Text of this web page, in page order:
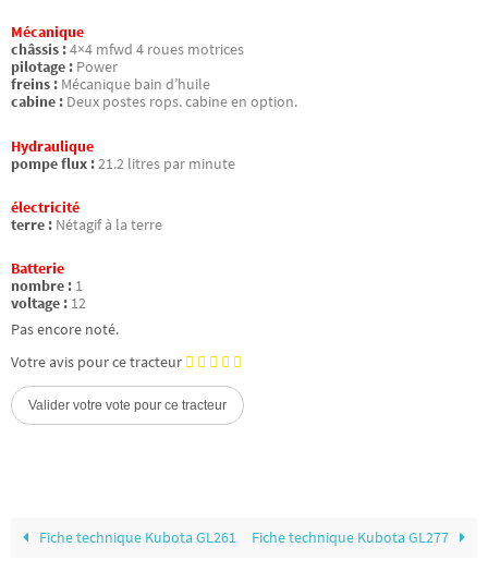
Mécanique
châssis :4×4 mfwd 4 roues motrices
pilotage : Power
freins : Mécanique bain d’huile
cabine : Deux postes rops. cabine en option.
Hydraulique
pompe flux :21.2 litres par minute
électricité
terre : Nétagif à la terre
Batterie
nombre : 1
voltage : 12
Pas encore noté.
Votre avis pour ce tracteur
Fiche technique Kubota GL261 Fiche technique Kubota GL277